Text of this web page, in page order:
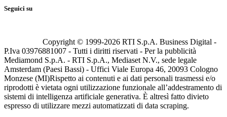
Seguici su
Copyright © 1999-2026 RTI S.p.A. Business Digital -
P.Iva 03976881007 - Tutti i diritti riservati - Per la pubblicità
Mediamond S.p.A. - RTI S.p.A., Mediaset N.V., sede legale
Amsterdam (Paesi Bassi) - Uffici Viale Europa 46, 20093 Cologno
Monzese (MI)Rispetto ai contenuti e ai dati personali trasmessi e/o
riprodotti è vietata ogni utilizzazione funzionale all’addestramento di
sistemi di intelligenza artificiale generativa. È altresì fatto divieto
espresso di utilizzare mezzi automatizzati di data scraping.